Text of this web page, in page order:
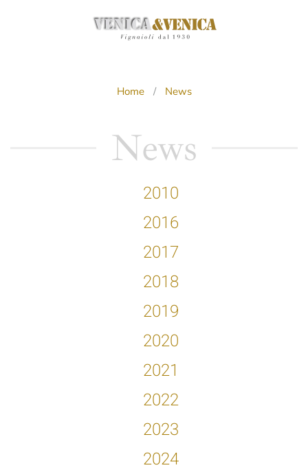
Home News
News
2010
2016
2017
2018
2019
2020
2021
2022
2023
2024